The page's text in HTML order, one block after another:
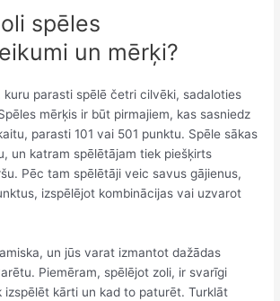
spēles
un mērķi?
kuru parasti spēlē četri cilvēki, sadaloties
mērķis ir būt pirmajiem, kas sasniedz
parasti 101 vai 501 punktu. Spēle sākas
un katram spēlētājam tiek piešķirts
Pēc tam spēlētāji veic savus gājienus,
izspēlējot kombinācijas vai uzvarot
un jūs varat izmantot dažādas
Piemēram, spēlējot zoli, ir svarīgi
izspēlēt kārti un kad to paturēt. Turklāt